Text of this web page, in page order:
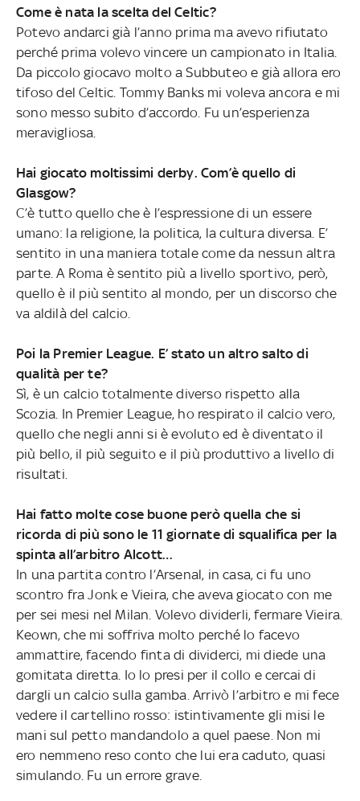
Come è nata la scelta del Celtic?
Potevo andarci già l’anno prima ma avevo rifiutato
perché prima volevo vincere un campionato in Italia.
Da piccolo giocavo molto a Subbuteo e già allora ero
tifoso del Celtic. Tommy Banks mi voleva ancora e mi
sono messo subito d’accordo. Fu un’esperienza
meravigliosa.
Hai giocato moltissimi derby. Com’è quello di
Glasgow?
C’è tutto quello che è l’espressione di un essere
umano: la religione, la politica, la cultura diversa. E’
sentito in una maniera totale come da nessun altra
parte. A Roma è sentito più a livello sportivo, però,
quello è il più sentito al mondo, per un discorso che
va aldilà del calcio.
Poi la Premier League. E’ stato un altro salto di
qualità per te?
Sì, è un calcio totalmente diverso rispetto alla
Scozia. In Premier League, ho respirato il calcio vero,
quello che negli anni si è evoluto ed è diventato il
più bello, il più seguito e il più produttivo a livello di
risultati.
Hai fatto molte cose buone però quella che si
ricorda di più sono le 11 giornate di squalifica per la
spinta all’arbitro Alcott…
In una partita contro l’Arsenal, in casa, ci fu uno
scontro fra Jonk e Vieira, che aveva giocato con me
per sei mesi nel Milan. Volevo dividerli, fermare Vieira.
Keown, che mi soffriva molto perché lo facevo
ammattire, facendo finta di dividerci, mi diede una
gomitata diretta. Io lo presi per il collo e cercai di
dargli un calcio sulla gamba. Arrivò l’arbitro e mi fece
vedere il cartellino rosso: istintivamente gli misi le
mani sul petto mandandolo a quel paese. Non mi
ero nemmeno reso conto che lui era caduto, quasi
simulando. Fu un errore grave.